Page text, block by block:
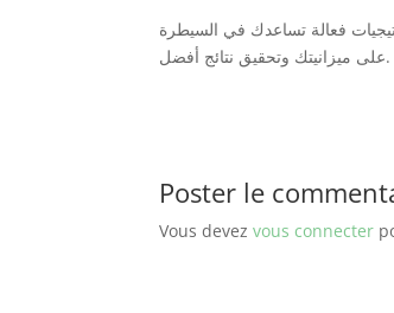
فعالة تساعدك في السيطرة
على ميزانيتك وتحقيق نتائج أفضل.
Poster le
Vous devezvous connecter